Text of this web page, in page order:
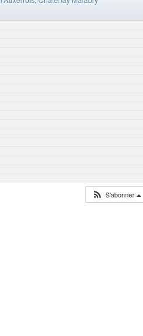
S’abonner